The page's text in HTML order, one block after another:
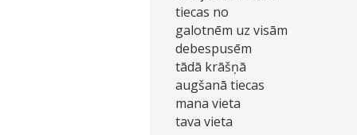
tiecas no
galotnēm uz visām
debespusēm
tādā krāšņā
augšanā tiecas
mana vieta
tava vieta